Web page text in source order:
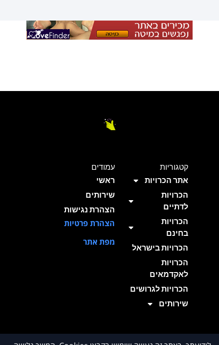
קטגוריות
אתר הכרויות
הכרויות
לדתיים
הכרויות
בחינם
הכרויות בישראל
הכרויות
לאקדמאים
הכרויות לגרושים
שירותים
עמודים
ראשי
שירותים
הצהרת נגישות
הצהרת פרטיות
מפת אתר